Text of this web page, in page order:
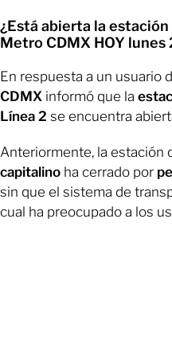
¿Está abierta la
Metro CDMX HOY lunes
En respuesta a un usuario
CDMX informó que la
Línea 2 se encuentra
Anteriormente, la estación
capitalino ha cerrado por
sin que el sistema de
cual ha preocupado a los